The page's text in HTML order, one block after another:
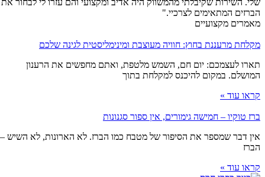
הברזים המתאימים לצרכיי."
מאמרים מקצועיים
מקלחת מרעננת בחוץ: חוויה מעוצבת ומינימליסטית לגינה שלכם
תארו לעצמכם: יום חם, השמש מלטפת, ואתם מחפשים את הרענון
המושלם. במקום להיכנס למקלחת בתוך
קראו עוד »
ברז טוקיו – חמישה גימורים, אין ספור סגנונות
אין דבר שמספר את הסיפור של מטבח כמו הברז. לא הארונות, לא השיש –
הברז
קראו עוד »